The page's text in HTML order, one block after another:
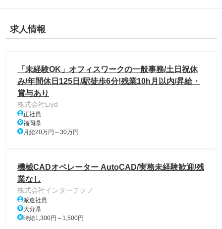
求人情報
「未経験OK」オフィスワークの一般事務/土日祝休
み/年間休日125日/駅徒歩6分!残業10h月以内/昇給・
賞与あり
株式会社Liyd
正社員
福岡県
月給20万円～30万円
機械CADオペレーター AutoCAD/実務未経験歓迎/残
業なし
株式会社インターテクノ
派遣社員
大分県
時給1,300円～1,500円